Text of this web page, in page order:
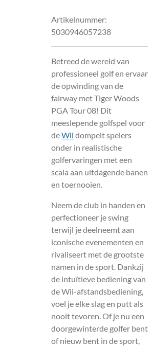
Artikelnummer:
5030946057238
Betreed de wereld van
professioneel golf en ervaar
de opwinding van de
fairway met Tiger Woods
PGA Tour 08! Dit
meeslepende golfspel voor
deWii dompelt spelers
onder in realistische
golfervaringen met een
scala aan uitdagende banen
en toernooien.
Neem de club in handen en
perfectioneer je swing
terwijl je deelneemt aan
iconische evenementen en
rivaliseert met de grootste
namen in de sport. Dankzij
de intuïtieve bediening van
de Wii-afstandsbediening,
voel je elke slag en putt als
nooit tevoren. Of je nu een
doorgewinterde golfer bent
of nieuw bent in de sport,